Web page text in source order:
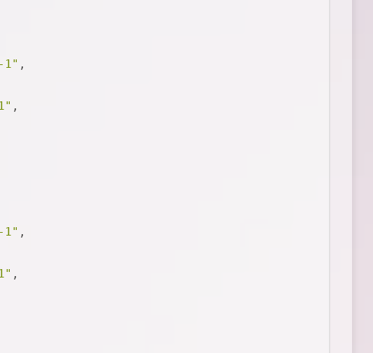
1" ,
,
1" ,
,